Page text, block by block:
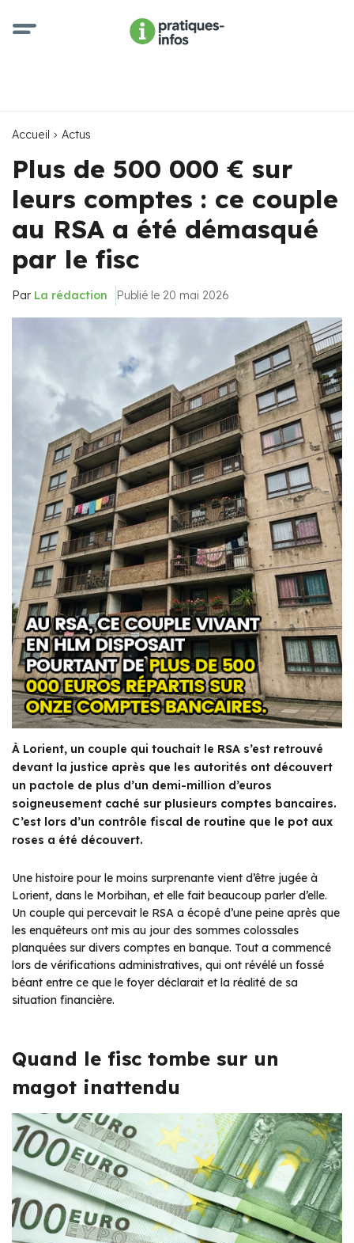
Accueil Actus
Plus de 500 000 € sur
leurs comptes : ce couple
au RSA a été démasqué
par le fisc
Par La rédaction Publié le 20 mai 2026
À Lorient, un couple qui touchait le RSA s’est retrouvé
devant la justice après que les autorités ont découvert
un pactole de plus d’un demi-million d’euros
soigneusement caché sur plusieurs comptes bancaires.
C’est lors d’un contrôle fiscal de routine que le pot aux
roses a été découvert.
Une histoire pour le moins surprenante vient d’être jugée à
Lorient, dans le Morbihan, et elle fait beaucoup parler d’elle.
Un couple qui percevait le RSA a écopé d’une peine après que
les enquêteurs ont mis au jour des sommes colossales
planquées sur divers comptes en banque. Tout a commencé
lors de vérifications administratives, qui ont révélé un fossé
béant entre ce que le foyer déclarait et la réalité de sa
situation financière.
Quand le fisc tombe sur un
magot inattendu